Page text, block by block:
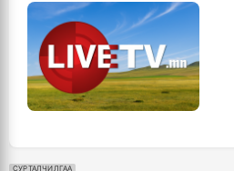
СУРТАЛЧИЛГАА